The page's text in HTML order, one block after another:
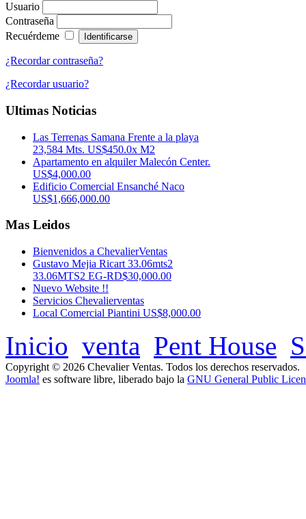
Usuario
Contraseña
Recuérdeme
¿Recordar contraseña?
¿Recordar usuario?
Ultimas Noticias
Las Terrenas Samana Frente a la playa
23,584 Mts. US$450.0x M2
Apartamento en alquiler Malecón Center.
US$4,000.00
Edificio Comercial Ensanché Naco
US$1,666,000.00
Mas Leidos
Bienvenidos a ChevalierVentas
Gustavo Mejia Ricart 33.06mts2
33.06MTS2 EG-RD$30,000.00
Nuevo Website !!
Servicios Chevalierventas
Local Comercial Piantini US$8,000.00
Inicio venta Pent House
Copyright © 2026 Chevalier Ventas. Todos los derechos reservados.
Joomla! es software libre, liberado bajo la GNU General Public